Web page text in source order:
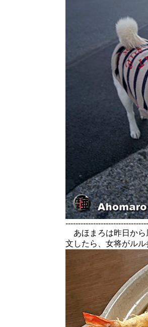
あほまろは昨日から
文したら、女将がル